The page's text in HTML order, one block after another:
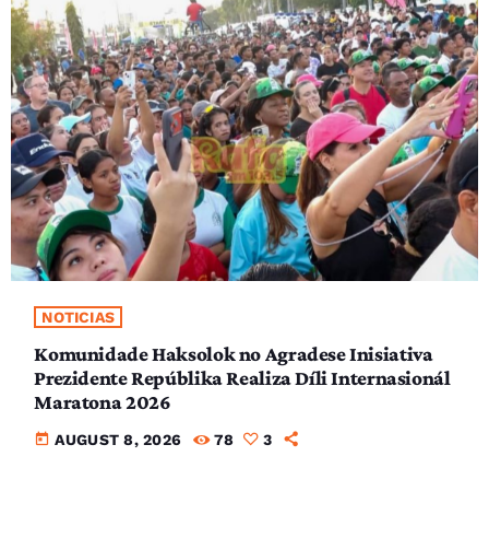
NOTICIAS
Komunidade Haksolok no Agradese Inisiativa
Prezidente Repúblika Realiza Díli Internasionál
Maratona 2026
today AUGUST 8, 2026 78 3